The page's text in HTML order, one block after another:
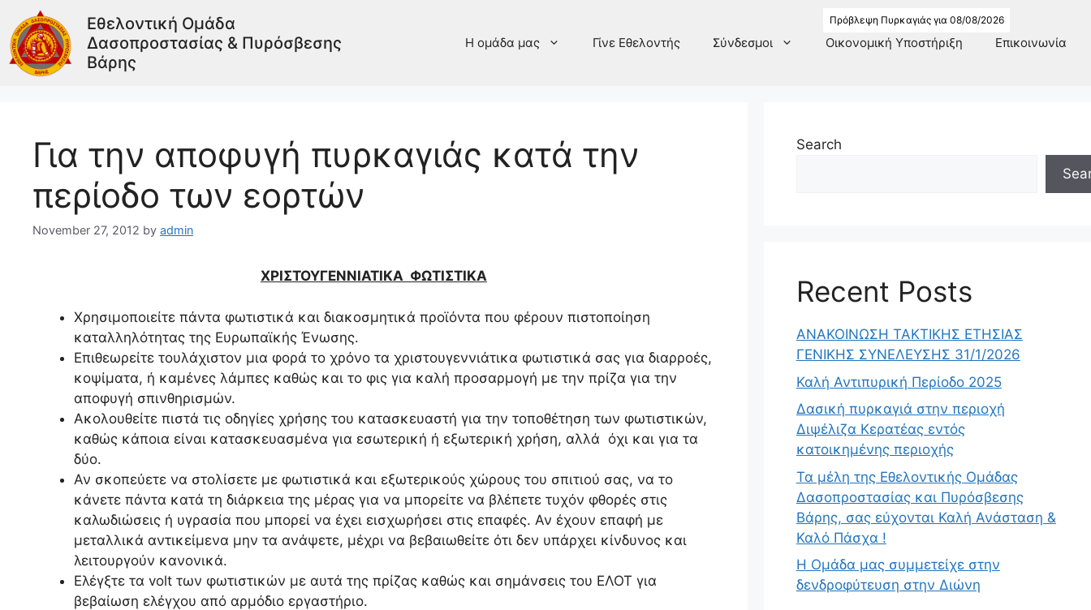
Εθελοντική Ομάδα
Δασοπροστασίας & Πυρόσβεσης
Βάρης
Πρόβλεψη Πυρκαγιάς για 08/08/2026
Η ομάδα μας Γίνε Εθελοντής Σύνδεσμοι Οικονομική Υποστήριξη Επικοινωνία
Για την αποφυγή πυρκαγιάς κατά την
περίοδο των εορτών
November 27, 2012 by admin
ΧΡΙΣΤΟΥΓΕΝΝΙΑΤΙΚΑ ΦΩΤΙΣΤΙΚΑ
Χρησιμοποιείτε πάντα φωτιστικά και διακοσμητικά προϊόντα που φέρουν πιστοποίηση
καταλληλότητας της Ευρωπαϊκής Ένωσης.
Επιθεωρείτε τουλάχιστον μια φορά το χρόνο τα χριστουγεννιάτικα φωτιστικά σας για διαρροές,
κοψίματα, ή καμένες λάμπες καθώς και το φις για καλή προσαρμογή με την πρίζα για την
αποφυγή σπινθηρισμών.
Ακολουθείτε πιστά τις οδηγίες χρήσης του κατασκευαστή για την τοποθέτηση των φωτιστικών,
καθώς κάποια είναι κατασκευασμένα για εσωτερική ή εξωτερική χρήση, αλλά όχι και για τα
δύο.
Αν σκοπεύετε να στολίσετε με φωτιστικά και εξωτερικούς χώρους του σπιτιού σας, να το
κάνετε πάντα κατά τη διάρκεια της μέρας για να μπορείτε να βλέπετε τυχόν φθορές στις
καλωδιώσεις ή υγρασία που μπορεί να έχει εισχωρήσει στις επαφές. Αν έχουν επαφή με
μεταλλικά αντικείμενα μην τα ανάψετε, μέχρι να βεβαιωθείτε ότι δεν υπάρχει κίνδυνος και
λειτουργούν κανονικά.
Ελέγξτε τα volt των φωτιστικών με αυτά της πρίζας καθώς και σημάνσεις του ΕΛΟΤ για
βεβαίωση ελέγχου από αρμόδιο εργαστήριο.
Search
Recent Posts
ΑΝΑΚΟΙΝΩΣΗ ΤΑΚΤΙΚΗΣ ΕΤΗΣΙΑΣ
ΓΕΝΙΚΗΣ ΣΥΝΕΛΕΥΣΗΣ 31/1/2026
Καλή Αντιπυρική Περίοδο 2025
Δασική πυρκαγιά στην περιοχή
Διψέλιζα Κερατέας εντός
κατοικημένης περιοχής
Τα μέλη της Εθελοντικής Ομάδας
Δασοπροστασίας και Πυρόσβεσης
Βάρης, σας εύχονται Καλή Ανάσταση &
Καλό Πάσχα !
Η Ομάδα μας συμμετείχε στην
δενδροφύτευση στην Διώνη